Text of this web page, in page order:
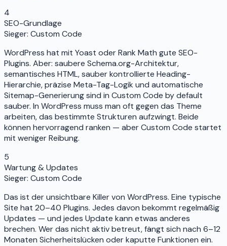
4
SEO-Grundlage
Sieger: Custom Code
WordPress hat mit Yoast oder Rank Math gute SEO-
Plugins. Aber: saubere Schema.org-Architektur,
semantisches HTML, sauber kontrollierte Heading-
Hierarchie, präzise Meta-Tag-Logik und automatische
Sitemap-Generierung sind in Custom Code by default
sauber. In WordPress muss man oft gegen das Theme
arbeiten, das bestimmte Strukturen aufzwingt. Beide
können hervorragend ranken — aber Custom Code startet
mit weniger Reibung.
5
Wartung & Updates
Sieger: Custom Code
Das ist der unsichtbare Killer von WordPress. Eine typische
Site hat 20–40 Plugins. Jedes davon bekommt regelmäßig
Updates — und jedes Update kann etwas anderes
brechen. Wer das nicht aktiv betreut, fängt sich nach 6–12
Monaten Sicherheitslücken oder kaputte Funktionen ein.